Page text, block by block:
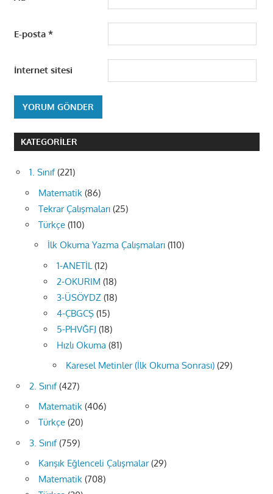
E-posta *
İnternet sitesi
KATEGORILER
1. Sınıf(221)
Matematik (86)
Tekrar Çalışmaları (25)
Türkçe (110)
İlk Okuma Yazma Çalışmaları (110)
1-ANETİL(12)
2-OKURIM (18)
3-ÜSÖYDZ (18)
4-ÇBGCŞ (15)
5-PHVĞFJ (18)
Hızlı Okuma (81)
Karesel Metinler (İlk Okuma Sonrası) (29)
2. Sınıf(427)
Matematik (406)
Türkçe (20)
3. Sınıf(759)
Karışık Eğlenceli Çalışmalar(29)
Matematik (708)